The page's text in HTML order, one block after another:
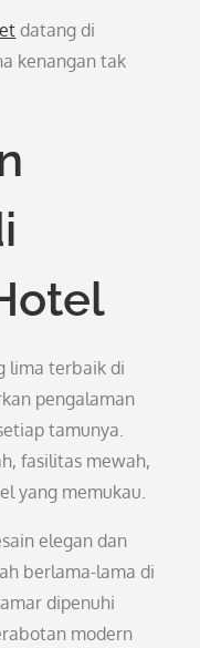
datang di
kenangan tak
lima terbaik di
pengalaman
tamunya.
fasilitas mewah,
yang memukau.
elegan dan
berlama-lama di
dipenuhi
modern